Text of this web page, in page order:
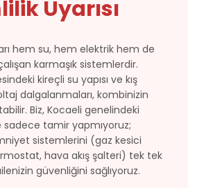
Uyarısı
hem su, hem elektrik hem de
karmaşık sistemlerdir.
kireçli su yapısı ve kış
dalgalanmaları, kombinizin
Biz, Kocaeli genelindeki
tamir yapmıyoruz;
sistemlerini (gaz kesici
hava akış şalteri) tek tek
güvenliğini sağlıyoruz.